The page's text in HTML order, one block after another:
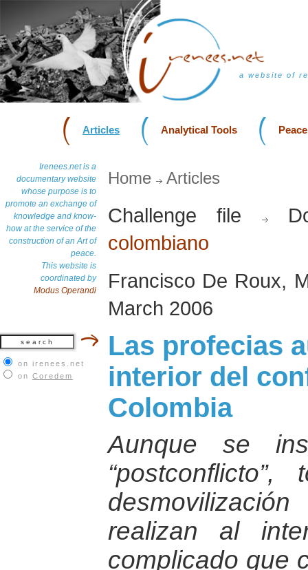
a website of
Articles Analytical Tools
Irenees.net is a
documentary website
whose purpose is to
promote an exchange of
knowledge and know-
how at the service of the
construction of an Art of
peace.
This website is
coordinated by
Modus Operandi
on irenees.net
on Coredem
Home Articles
Challenge file
colombiano
Francisco De Roux,
March 2006
Las profecias
interior del
Colombia
Aunque se
realizan al
complicado que